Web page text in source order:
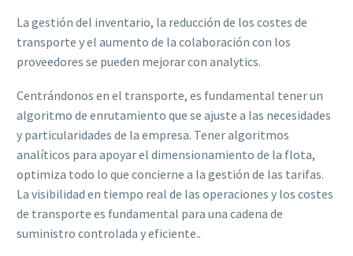
La gestión del inventario, la reducción de los costes de
transporte y el aumento de la colaboración con los
proveedores se pueden mejorar con analytics.
Centrándonos en el transporte, es fundamental tener un
algoritmo de enrutamiento que se ajuste a las necesidades
y particularidades de la empresa. Tener algoritmos
analíticos para apoyar el dimensionamiento de la flota,
optimiza todo lo que concierne a la gestión de las tarifas.
La visibilidad en tiempo real de las operaciones y los costes
de transporte es fundamental para una cadena de
suministro controlada y eficiente..